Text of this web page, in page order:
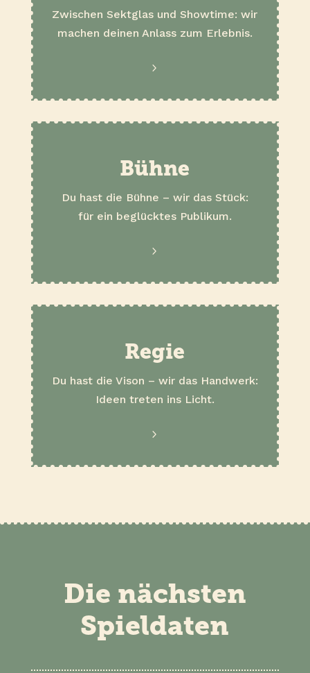
Zwischen Sektglas und Showtime: wir
machen deinen Anlass zum Erlebnis.
Bühne
Du hast die Bühne – wir das Stück:
für ein beglücktes Publikum.
Regie
Du hast die Vison – wir das Handwerk:
Ideen treten ins Licht.
Die nächsten
Spieldaten